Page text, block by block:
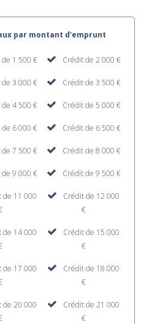
par montant d'emprunt
1 500 € Crédit de 2 000 €
3 000 € Crédit de 3 500 €
4 500 € Crédit de 5 000 €
6 000 € Crédit de 6 500 €
7 500 € Crédit de 8 000 €
9 000 € Crédit de 9 500 €
de 11 000
Crédit de 12 000
€
de 14 000
Crédit de 15 000
€
de 17 000
Crédit de 18 000
€
de 20 000
Crédit de 21 000
€